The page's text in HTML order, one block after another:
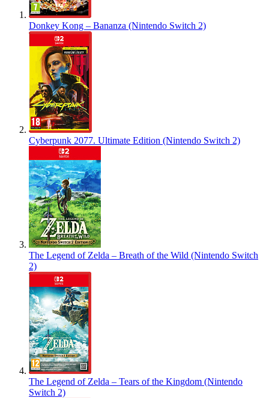
Donkey Kong – Bananza (Nintendo Switch 2)
Cyberpunk 2077. Ultimate Edition (Nintendo Switch 2)
The Legend of Zelda – Breath of the Wild (Nintendo Switch
2)
The Legend of Zelda – Tears of the Kingdom (Nintendo
Switch 2)